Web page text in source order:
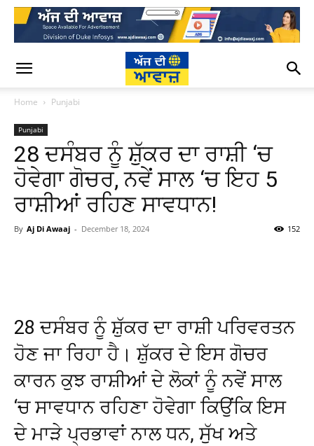
Home Punjabi
Punjabi
28 ਦਸੰਬਰ ਨੂੰ ਸ਼ੁੱਕਰ ਦਾ ਰਾਸ਼ੀ ‘ਚ
ਹੋਵੇਗਾ ਗੋਚਰ, ਨਵੇਂ ਸਾਲ ‘ਚ ਇਹ 5
ਰਾਸ਼ੀਆਂ ਰਹਿਣ ਸਾਵਧਾਨ!
By Aj Di Awaaj - December 18, 2024 152
28 ਦਸੰਬਰ ਨੂੰ ਸ਼ੁੱਕਰ ਦਾ ਰਾਸ਼ੀ ਪਰਿਵਰਤਨ
ਹੋਣ ਜਾ ਰਿਹਾ ਹੈ। ਸ਼ੁੱਕਰ ਦੇ ਇਸ ਗੋਚਰ
ਕਾਰਨ ਕੁਝ ਰਾਸ਼ੀਆਂ ਦੇ ਲੋਕਾਂ ਨੂੰ ਨਵੇਂ ਸਾਲ
‘ਚ ਸਾਵਧਾਨ ਰਹਿਣਾ ਹੋਵੇਗਾ ਕਿਉਂਕਿ ਇਸ
ਦੇ ਮਾੜੇ ਪ੍ਰਭਾਵਾਂ ਨਾਲ ਧਨ, ਸੁੱਖ ਅਤੇ